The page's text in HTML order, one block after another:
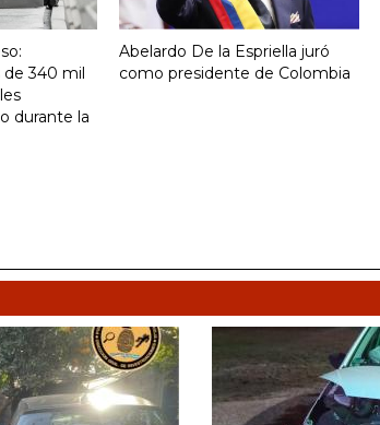
340 mil
durante la
Abelardo De la Espriella juró
como presidente de Colombia